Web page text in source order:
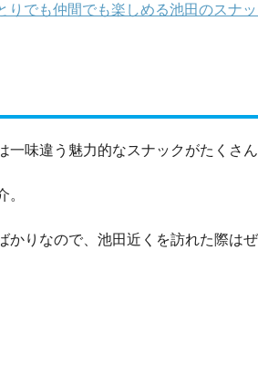
でも仲間でも楽しめる池田のスナッ
味違う魅力的なスナックがたくさん
。
りなので、池田近くを訪れた際は